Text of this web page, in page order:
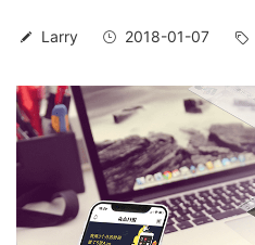
Larry 2018-01-07